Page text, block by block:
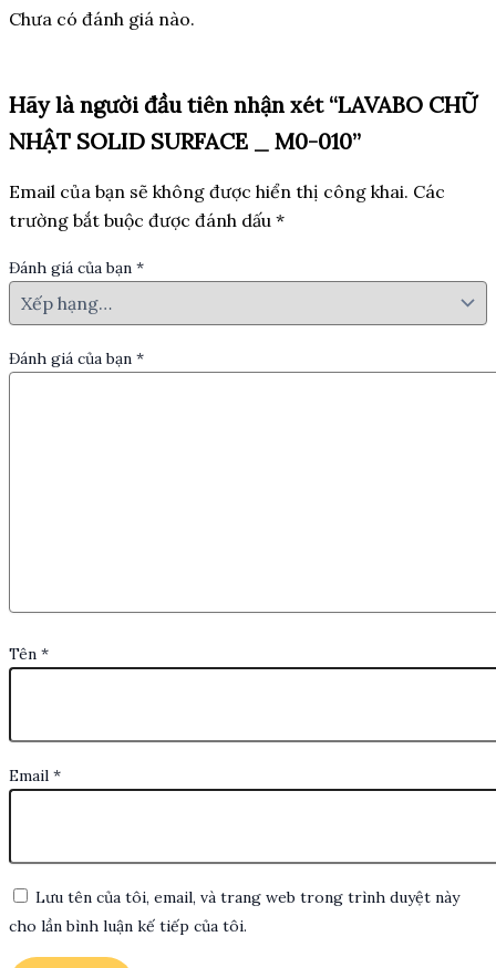
Chưa có đánh giá nào.
Hãy là người đầu tiên nhận xét “LAVABO CHỮ
NHẬT SOLID SURFACE _ M0-010”
Email của bạn sẽ không được hiển thị công khai. Các
trường bắt buộc được đánh dấu *
Đánh giá của bạn *
Đánh giá của bạn *
Tên *
Email *
Lưu tên của tôi, email, và trang web trong trình duyệt này
cho lần bình luận kế tiếp của tôi.